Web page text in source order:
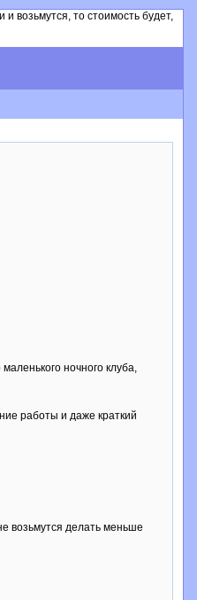
возьмутся, то стоимость будет,
ночного клуба,
работы и даже краткий
возьмутся делать меньше